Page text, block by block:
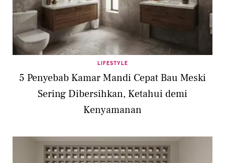
LIFESTYLE
5 Penyebab Kamar Mandi Cepat Bau Meski
Sering Dibersihkan, Ketahui demi
Kenyamanan